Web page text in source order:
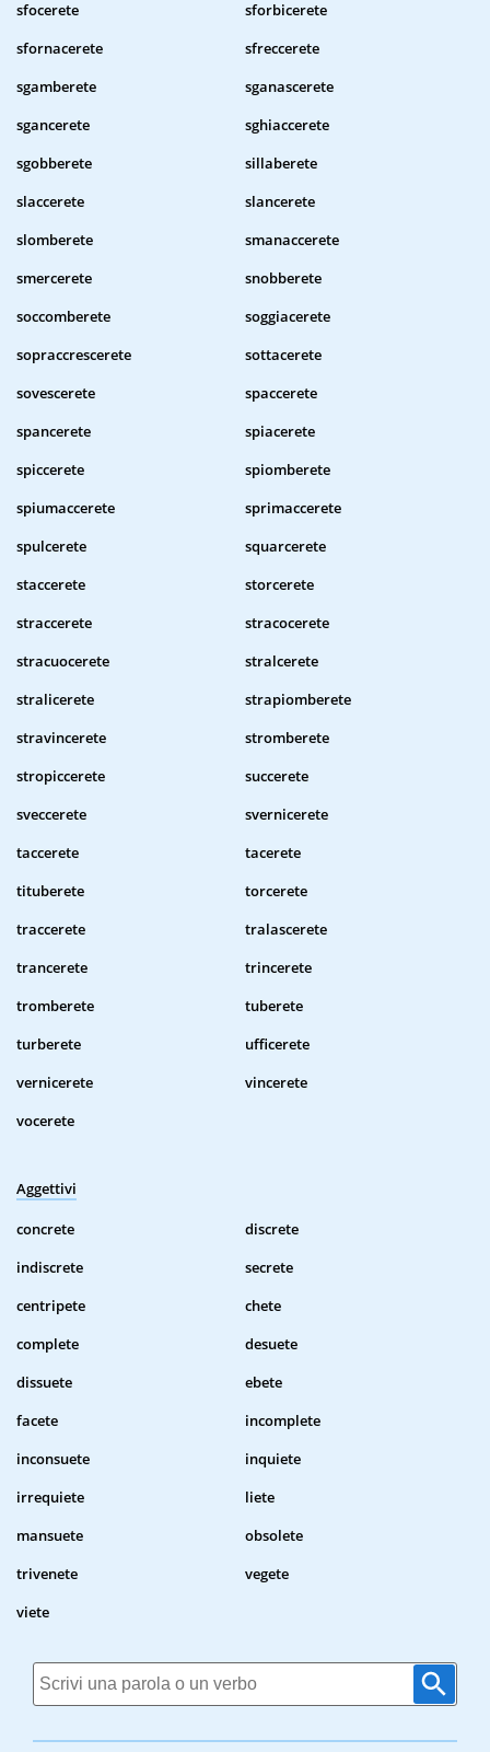
sfocerete
sforbicerete
sfornacerete
sfreccerete
sgamberete
sganascerete
sgancerete
sghiaccerete
sgobberete
sillaberete
slaccerete
slancerete
slomberete
smanaccerete
smercerete
snobberete
soccomberete
soggiacerete
sopraccrescerete
sottacerete
sovescerete
spaccerete
spancerete
spiacerete
spiccerete
spiomberete
spiumaccerete
sprimaccerete
spulcerete
squarcerete
staccerete
storcerete
straccerete
stracocerete
stracuocerete
stralcerete
stralicerete
strapiomberete
stravincerete
stromberete
stropiccerete
succerete
sveccerete
svernicerete
taccerete
tacerete
tituberete
torcerete
traccerete
tralascerete
trancerete
trincerete
tromberete
tuberete
turberete
ufficerete
vernicerete
vincerete
vocerete
Aggettivi
concrete
discrete
indiscrete
secrete
centripete
chete
complete
desuete
dissuete
ebete
facete
incomplete
inconsuete
inquiete
irrequiete
liete
mansuete
obsolete
trivenete
vegete
viete